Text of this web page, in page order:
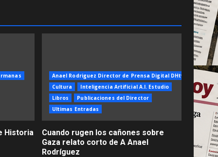
Historia
Anael Rodriguez Director de Prensa Digital DHtv
Cultura
Inteligencia Artificial A.I. Estudio
Libros
Publicaciones del Director
Ultimas Entradas
Cuando rugen los cañones sobre
Gaza relato corto de A Anael
Rodríguez